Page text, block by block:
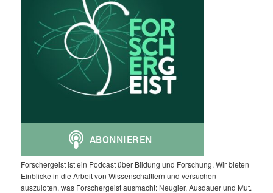
Forschergeist ist ein Podcast über Bildung und Forschung. Wir bieten
Einblicke in die Arbeit von Wissenschaftlern und versuchen
auszuloten, was Forschergeist ausmacht: Neugier, Ausdauer und Mut.